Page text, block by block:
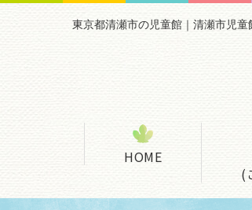
東京都清瀬市の児童館｜清瀬市児童
HOME
(